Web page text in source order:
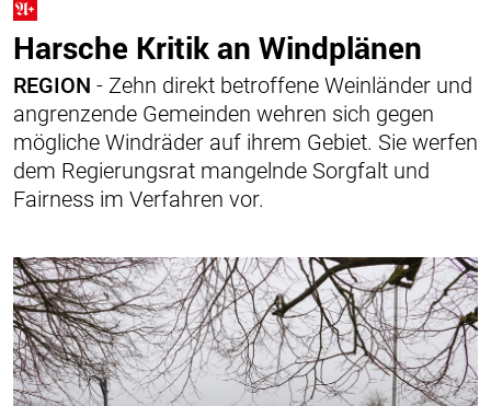
Harsche Kritik an Windplänen
REGION - Zehn direkt betroffene Weinländer und
angrenzende Gemeinden wehren sich gegen
mögliche Windräder auf ihrem Gebiet. Sie werfen
dem Regierungsrat mangelnde Sorgfalt und
Fairness im Verfahren vor.